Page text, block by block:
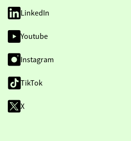
LinkedIn
Youtube
Instagram
TikTok
X